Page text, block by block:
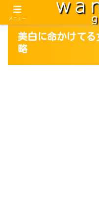
美白に命かけて
略
メニュー